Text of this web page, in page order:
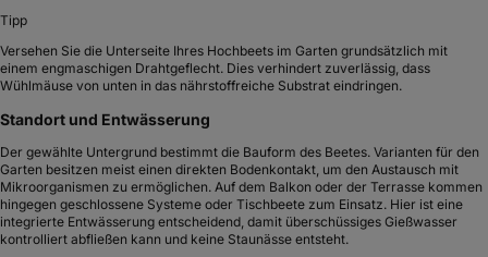
Tipp
Versehen Sie die Unterseite Ihres Hochbeets im Garten grundsätzlich mit
einem engmaschigen Drahtgeflecht. Dies verhindert zuverlässig, dass
Wühlmäuse von unten in das nährstoffreiche Substrat eindringen.
Standort und Entwässerung
Der gewählte Untergrund bestimmt die Bauform des Beetes. Varianten für den
Garten besitzen meist einen direkten Bodenkontakt, um den Austausch mit
Mikroorganismen zu ermöglichen. Auf dem Balkon oder der Terrasse kommen
hingegen geschlossene Systeme oder Tischbeete zum Einsatz. Hier ist eine
integrierte Entwässerung entscheidend, damit überschüssiges Gießwasser
kontrolliert abfließen kann und keine Staunässe entsteht.